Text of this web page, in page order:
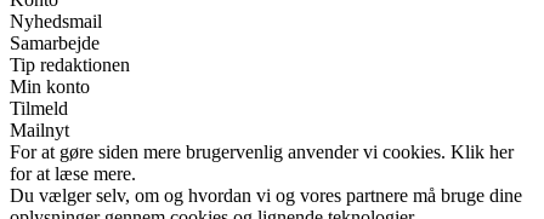
Nyhedsmail
Samarbejde
Tip redaktionen
Min konto
Tilmeld
Mailnyt
For at gøre siden mere brugervenlig anvender vi cookies. Klik her
for at læse mere.
Du vælger selv, om og hvordan vi og vores partnere må bruge dine